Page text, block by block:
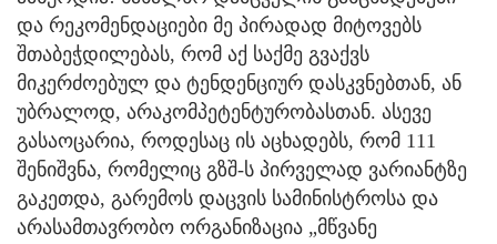
და რეკომენდაციები მე პირადად მიტოვებს
შთაბეჭდილებას, რომ აქ საქმე გვაქვს
მიკერძოებულ და ტენდენციურ დასკვნებთან, ან
უბრალოდ, არაკომპეტენტურობასთან. ასევე
გასაოცარია, როდესაც ის აცხადებს, რომ 111
შენიშვნა, რომელიც გზშ-ს პირველად ვარიანტზე
გაკეთდა, გარემოს დაცვის სამინისტროსა და
არასამთავრობო ორგანიზაცია „მწვანე